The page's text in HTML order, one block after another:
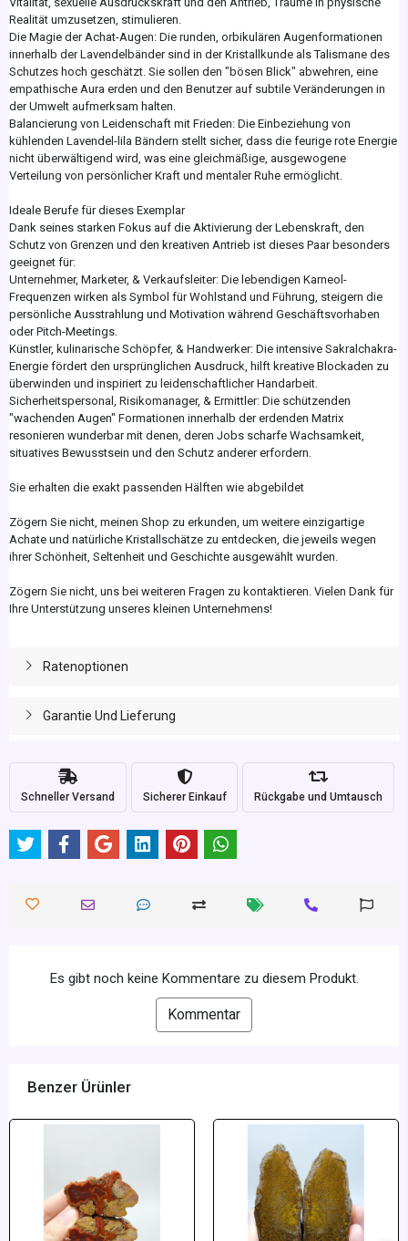
Realität umzusetzen, stimulieren.
Die Magie der Achat-Augen: Die runden, orbikulären Augenformationen
innerhalb der Lavendelbänder sind in der Kristallkunde als Talismane des
Schutzes hoch geschätzt. Sie sollen den "bösen Blick" abwehren, eine
empathische Aura erden und den Benutzer auf subtile Veränderungen in
der Umwelt aufmerksam halten.
Balancierung von Leidenschaft mit Frieden: Die Einbeziehung von
kühlenden Lavendel-lila Bändern stellt sicher, dass die feurige rote Energie
nicht überwältigend wird, was eine gleichmäßige, ausgewogene
Verteilung von persönlicher Kraft und mentaler Ruhe ermöglicht.
Ideale Berufe für dieses Exemplar
Dank seines starken Fokus auf die Aktivierung der Lebenskraft, den
Schutz von Grenzen und den kreativen Antrieb ist dieses Paar besonders
geeignet für:
Unternehmer, Marketer, & Verkaufsleiter: Die lebendigen Karneol-
Frequenzen wirken als Symbol für Wohlstand und Führung, steigern die
persönliche Ausstrahlung und Motivation während Geschäftsvorhaben
oder Pitch-Meetings.
Künstler, kulinarische Schöpfer, & Handwerker: Die intensive Sakralchakra-
Energie fördert den ursprünglichen Ausdruck, hilft kreative Blockaden zu
überwinden und inspiriert zu leidenschaftlicher Handarbeit.
Sicherheitspersonal, Risikomanager, & Ermittler: Die schützenden
"wachenden Augen" Formationen innerhalb der erdenden Matrix
resonieren wunderbar mit denen, deren Jobs scharfe Wachsamkeit,
situatives Bewusstsein und den Schutz anderer erfordern.
Sie erhalten die exakt passenden Hälften wie abgebildet
Zögern Sie nicht, meinen Shop zu erkunden, um weitere einzigartige
Achate und natürliche Kristallschätze zu entdecken, die jeweils wegen
ihrer Schönheit, Seltenheit und Geschichte ausgewählt wurden.
Zögern Sie nicht, uns bei weiteren Fragen zu kontaktieren. Vielen Dank für
Ihre Unterstützung unseres kleinen Unternehmens!
Ratenoptionen
Garantie Und Lieferung
Schneller Versand Sicherer Einkauf Rückgabe und Umtausch
Es gibt noch keine Kommentare zu diesem Produkt.
Kommentar
Benzer Ürünler